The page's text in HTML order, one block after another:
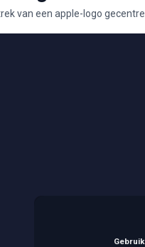
van een apple-logo